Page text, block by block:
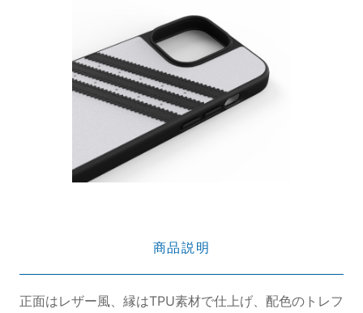
商品説明
正面はレザー風、縁はTPU素材で仕上げ、配色のトレフ